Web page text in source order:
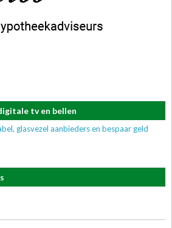
tv en bellen
glasvezel aanbieders en bespaar geld